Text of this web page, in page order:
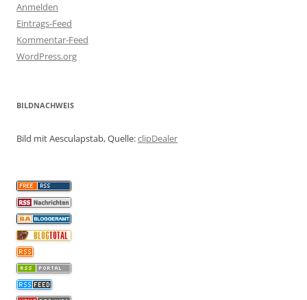
Anmelden
Eintrags-Feed
Kommentar-Feed
WordPress.org
BILDNACHWEIS
Bild mit Aesculapstab, Quelle:clipDealer